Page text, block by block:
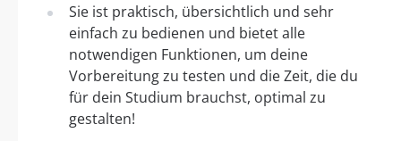
Sie ist praktisch, übersichtlich und sehr
einfach zu bedienen und bietet alle
notwendigen Funktionen, um deine
Vorbereitung zu testen und die Zeit, die du
für dein Studium brauchst, optimal zu
gestalten!